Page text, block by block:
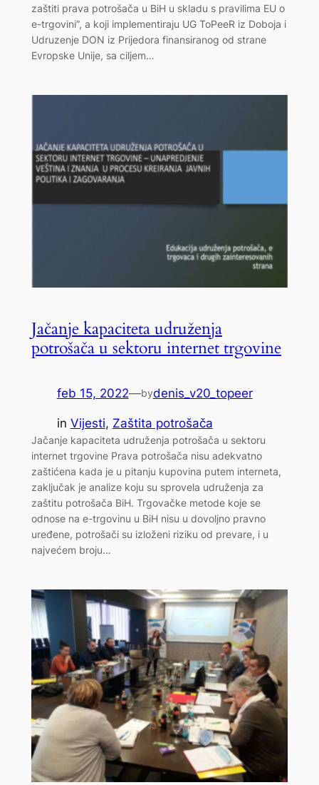
zaštiti prava potrošača u BiH u skladu s pravilima EU o
e-trgovini”, a koji implementiraju UG ToPeeR iz Doboja i
Udruzenje DON iz Prijedora finansiranog od strane
Evropske Unije, sa ciljem…
Jačanje kapaciteta udruženja
potrošača u sektoru internet trgovine
feb 15, 2022—bydenis_v20_topeer
in Vijesti, Zaštita potrošača
Jačanje kapaciteta udruženja potrošača u sektoru
internet trgovine Prava potrošača nisu adekvatno
zaštićena kada je u pitanju kupovina putem interneta,
zaključak je analize koju su sprovela udruženja za
zaštitu potrošača BiH. Trgovačke metode koje se
odnose na e-trgovinu u BiH nisu u dovoljno pravno
uređene, potrošači su izloženi riziku od prevare, i u
najvećem broju…